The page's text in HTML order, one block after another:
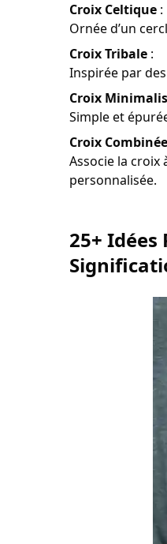
Croix Celtique :
Ornée d’un
Croix Tribale :
Inspirée par
Croix
Simple et
Croix Combinée
Associe la croix
personnalisée.
25+